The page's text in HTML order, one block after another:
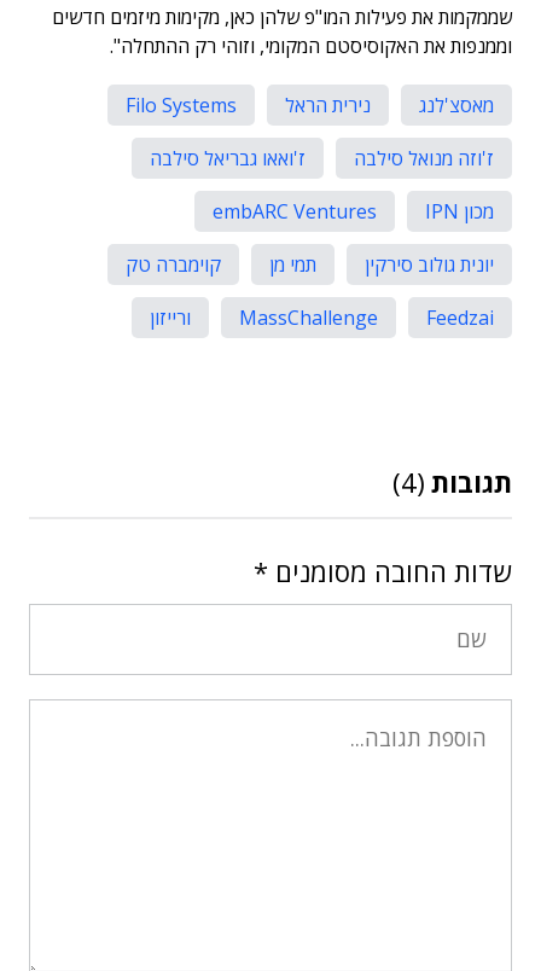
שממקמות את פעילות המו"פ שלהן כאן, מקימות מיזמים חדשים
וממנפות את האקוסיסטם המקומי, וזוהי רק ההתחלה".
מאסצ'לנג נירית הראל
Filo Systems
ז'וזה מנואל סילבה
ז'ואאו גבריאל סילבה
מכון IPN
embARC Ventures
יונית גולוב סירקין
תמי מן
קוימברה טק
Feedzai
MassChallenge ורייזון
תגובות (4)
שדות החובה מסומנים *